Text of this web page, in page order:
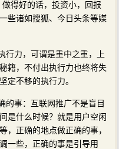
得好的话，投资小，回报
些诸如搜狐、今日头条等媒
行力，可谓是重中之重，上
籍，不付出执行力也终将失
定不移的执行力。
的事：互联网推广不是盲目
是什么时候？就是用户空闲
，正确的地点做正确的事，
一些，正确的事是引导用